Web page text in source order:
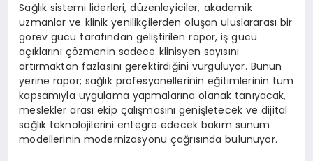
Sağlık sistemi liderleri, düzenleyiciler, akademik
uzmanlar ve klinik yenilikçilerden oluşan uluslararası bir
görev gücü tarafından geliştirilen rapor, iş gücü
açıklarını çözmenin sadece klinisyen sayısını
artırmaktan fazlasını gerektirdiğini vurguluyor. Bunun
yerine rapor; sağlık profesyonellerinin eğitimlerinin tüm
kapsamıyla uygulama yapmalarına olanak tanıyacak,
meslekler arası ekip çalışmasını genişletecek ve dijital
sağlık teknolojilerini entegre edecek bakım sunum
modellerinin modernizasyonu çağrısında bulunuyor.